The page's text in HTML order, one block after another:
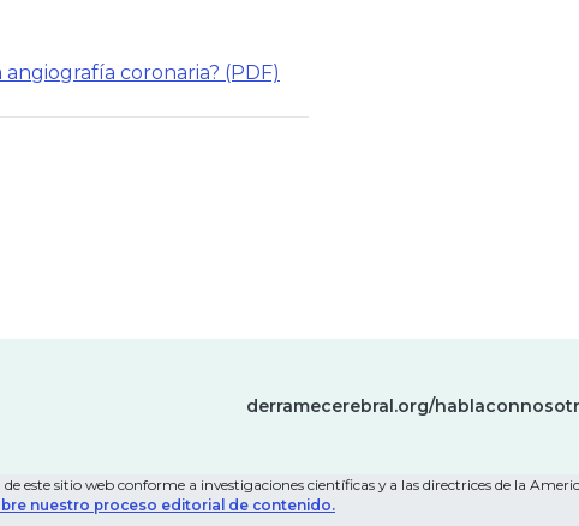
angiografía coronaria? (PDF)
derramecerebral.org/
este sitio web conforme a investigaciones científicas y a las directrices de la
nuestro proceso editorial de contenido.